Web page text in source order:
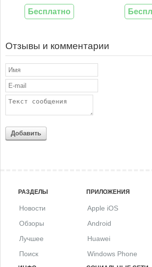
Бесплатно
Отзывы и комментарии
Добавить
РАЗДЕЛЫ
Новости
Обзоры
Лучшее
Поиск
ПРИЛОЖЕНИЯ
Apple iOS
Android
Huawei
Windows Phone